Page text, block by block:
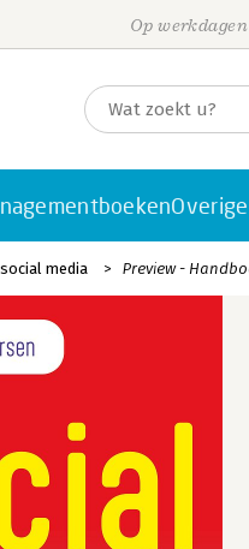
Op
media Preview -